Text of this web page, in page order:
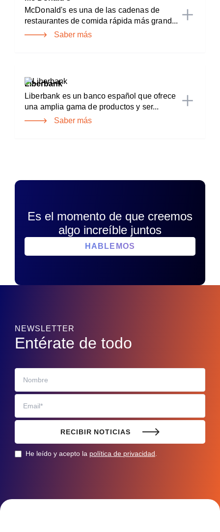
McDonald's es una de las cadenas de
restaurantes de comida rápida más grand...
Saber más
Liberbank
Liberbank es un banco español que ofrece
una amplia gama de productos y ser...
Saber más
Es el momento de que creemos
algo increíble juntos
HABLEMOS
NEWSLETTER
Entérate de todo
RECIBIR NOTICIAS
He leído y acepto la política de privacidad